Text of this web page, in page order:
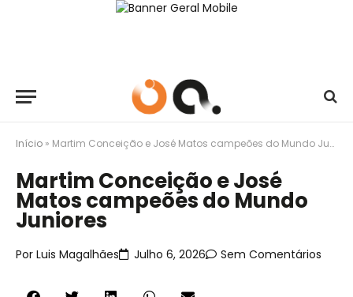
Início » Martim Conceição e José Matos campeões do Mundo Juniores
Martim Conceição e José
Matos campeões do Mundo
Juniores
Por Luis Magalhães Julho 6, 2026 Sem Comentários